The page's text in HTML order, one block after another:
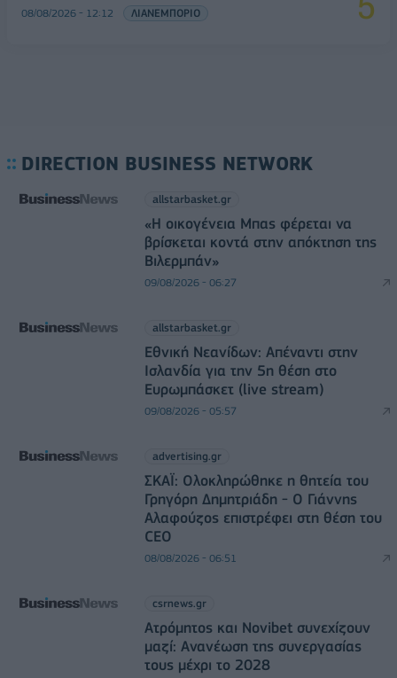
08/08/2026 - 12:12 ΛΙΑΝΕΜΠΟΡΙΟ
DIRECTION BUSINESS NETWORK
allstarbasket.gr
«Η οικογένεια Μπας φέρεται να
βρίσκεται κοντά στην απόκτηση της
Βιλερμπάν»
09/08/2026 - 06:27
allstarbasket.gr
Εθνική Νεανίδων: Απέναντι στην
Ισλανδία για την 5η θέση στο
Ευρωμπάσκετ (live stream)
09/08/2026 - 05:57
advertising.gr
ΣΚΑΪ: Ολοκληρώθηκε η θητεία του
Γρηγόρη Δημητριάδη - Ο Γιάννης
Αλαφούζος επιστρέφει στη θέση του
CEO
08/08/2026 - 06:51
csrnews.gr
Ατρόμητος και Novibet συνεχίζουν
μαζί: Ανανέωση της συνεργασίας
τους μέχρι το 2028